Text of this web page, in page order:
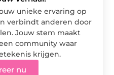
unieke ervaring op
verbindt anderen door
Jouw stem maakt
community waar
krijgen.
nu